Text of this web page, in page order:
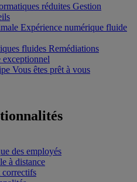
réduites Gestion
Expérience numérique fluide
fluides Remédiations
exceptionnel
Vous êtes prêt à vous
des employés
à distance
correctifs